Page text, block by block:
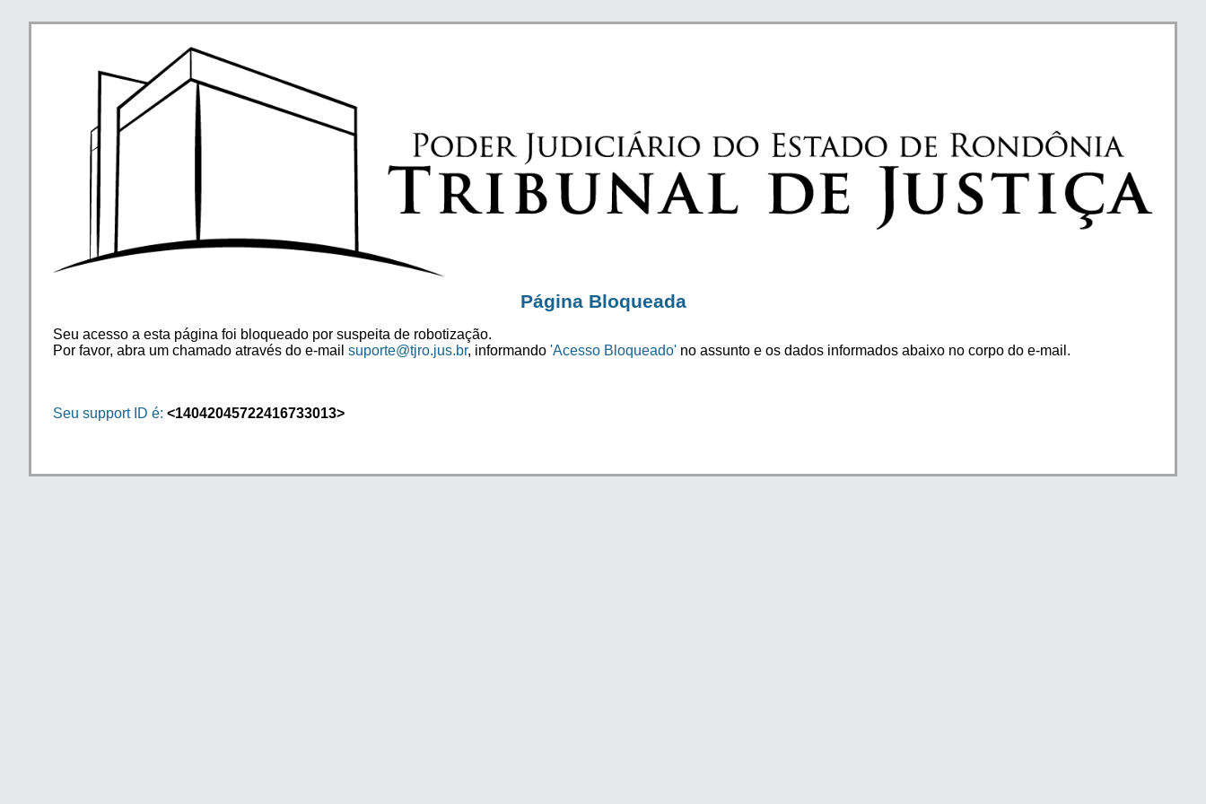
Página Bloqueada
Seu acesso a esta página foi bloqueado por suspeita de robotização.
Por favor, abra um chamado através do e-mail suporte@tjro.jus.br, informando 'Acesso Bloqueado' no assunto e os dados informados abaixo no corpo do e-mail.
Seu support ID é: <14042045722416733013>